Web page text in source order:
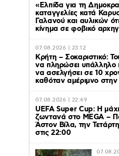
«Ελπίδα για τη
καταγγελίες κατά
Γαλανού και αυλικών
κίνημα σε φοβικό
07.08.2026 | 23:12
Κρήτη – Σοκαριστικό:
να πληρώσει υπάλληλο
να ασελγήσει σε 10
καθόταν αμέριμνο
07.08.2026 | 22:49
UEFA Super Cup: Η
ζωντανά στο MEGA –
Άστον Βίλα, την
στις 22:00